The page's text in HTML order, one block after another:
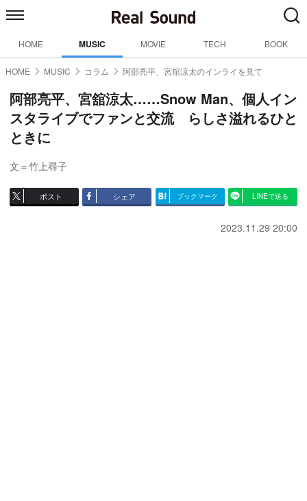
HOME MUSIC MOVIE TECH BOOK
HOME MUSIC コラム 阿部亮平、宮舘涼太のインライを見て
阿部亮平、宮舘涼太……Snow Man、個人イン
スタライブでファンと交流 らしさ溢れるひと
ときに
文＝竹上尋子
ポスト シェア ブックマーク LINEで送る
2023.11.29 20:00